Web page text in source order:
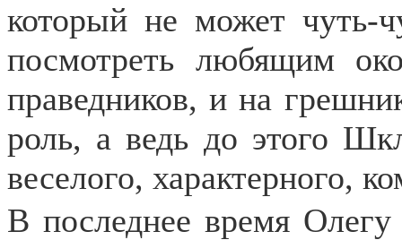
который не может чуть-
посмотреть любящим
праведников, и на
роль, а ведь до этого
веселого, характерного,
В последнее время